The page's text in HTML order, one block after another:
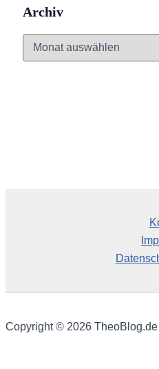
Archiv
Copyright © 2026 TheoBlog.de